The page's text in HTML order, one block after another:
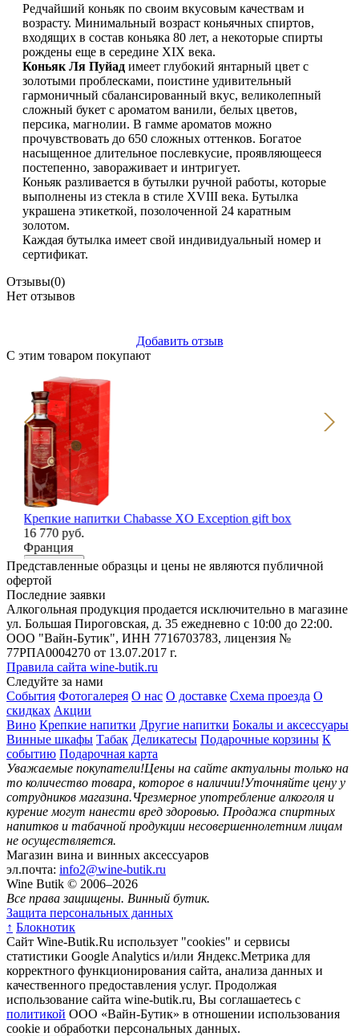
Редчайший коньяк по своим вкусовым качествам и
возрасту. Минимальный возраст коньячных спиртов,
входящих в состав коньяка 80 лет, а некоторые спирты
рождены еще в середине XIX века.
Коньяк Ля Пуйад имеет глубокий янтарный цвет с
золотыми проблесками, поистине удивительный
гармоничный сбалансированный вкус, великолепный
сложный букет с ароматом ванили, белых цветов,
персика, магнолии. В гамме ароматов можно
прочувствовать до 650 сложных оттенков. Богатое
насыщенное длительное послевкусие, проявляющееся
постепенно, завораживает и интригует.
Коньяк разливается в бутылки ручной работы, которые
выполнены из стекла в стиле XVIII века. Бутылка
украшена этикеткой, позолоченной 24 каратным
золотом.
Каждая бутылка имеет свой индивидуальный номер и
сертификат.
Отзывы(0)
Нет отзывов
Добавить отзыв
С этим товаром покупают
Крепкие напитки Chabasse XO Exception gift box
16 770 руб.
Франция
В корзину
Представленные образцы и цены не являются публичной
офертой
Последние заявки
Алкогольная продукция продается исключительно в магазине
ул. Большая Пироговская, д. 35 ежедневно с 10:00 до 22:00.
ООО "Вайн-Бутик", ИНН 7716703783, лицензия №
77РПА0004270 от 13.07.2017 г.
Правила сайта wine-butik.ru
Следуйте за нами
События Фотогалерея О нас О доставке Схема проезда О
скидках Акции
Вино Крепкие напитки Другие напитки Бокалы и аксессуары
Винные шкафы Табак Деликатесы Подарочные корзины К
событию Подарочная карта
Уважаемые покупатели!Цены на сайте актуальны только на
то количество товара, которое в наличии!Уточняйте цену у
сотрудников магазина.Чрезмерное употребление алкоголя и
курение могут нанести вред здоровью. Продажа спиртных
напитков и табачной продукции несовершеннолетним лицам
не осуществляется.
Магазин вина и винных аксессуаров
эл.почта: info2@wine-butik.ru
Wine Butik © 2006–2026
Все права защищены. Винный бутик.
Защита персональных данных
↑ Блокнотик
Сайт Wine-Butik.Ru использует "cookies" и сервисы
статистики Google Analytics и/или Яндекс.Метрика для
корректного функционирования сайта, анализа данных и
качественного предоставления услуг. Продолжая
использование сайта wine-butik.ru, Вы соглашаетесь с
политикой ООО «Вайн-Бутик» в отношении использования
cookie и обработки персональных данных.